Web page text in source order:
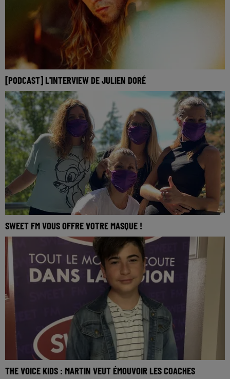
[PODCAST] L'INTERVIEW DE JULIEN DORÉ
SWEET FM VOUS OFFRE VOTRE MASQUE !
THE VOICE KIDS : MARTIN VEUT ÉMOUVOIR LES COACHES